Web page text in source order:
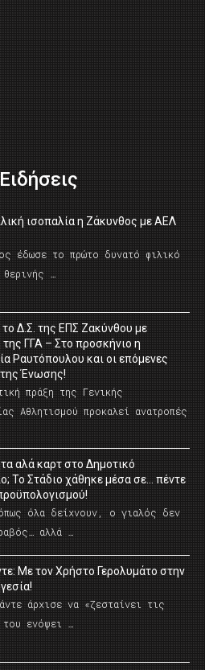
ισοπαλία η Ζάκυνθος με ΑΕΛ
έδωσε το πρώτο δυνατό φιλικό
…
Δ.Σ. της ΕΠΣ Ζακύνθου με
ΓΓΑ – Στο προσκήνιο η
Ραυτόπουλου και οι επόμενες
της Ένωσης!
πράξη της Γενικής
Αθλητισμού προκαλεί ανατροπές
αλά καρτ στο Δημοτικό
Το Στάδιο χάθηκε μέσα σε… πέντε
όλα δείχνουν, ο γιαλός δεν
αλλά …
Με τον Χρήστο Γερολυμάτο στην
άρχισε να «ζεσταίνει τις
του ενόψει …